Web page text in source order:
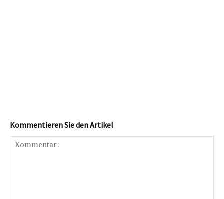
Kommentieren Sie den Artikel